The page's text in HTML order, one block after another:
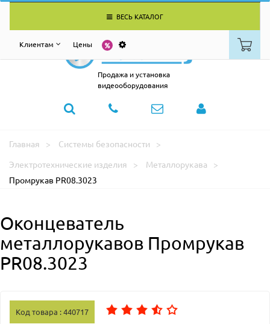
ВЕСЬ КАТАЛОГ
Клиентам Цены
Продажа и установка
видеооборудования
Главная
Системы безопасности
Электротехнические изделия
Металлорукава
Промрукав PR08.3023
Оконцеватель
металлорукавов Промрукав
PR08.3023
Код товара : 440717